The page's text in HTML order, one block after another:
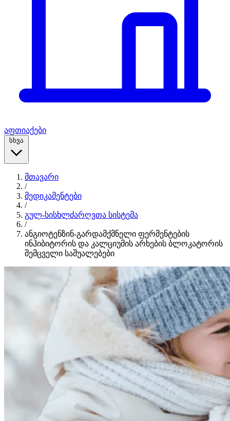
აფთიაქები
სხვა
მთავარი
/
მედიკამენტები
/
გულ-სისხლძარღვთა სისტემა
/
ანგიოტენზინ-გარდამქმნელი ფერმენტების
ინჰიბიტორის და კალციუმის არხების ბლოკატორის
შემცველი საშუალებები